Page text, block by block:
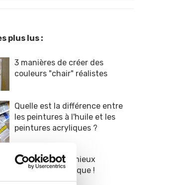
plus lus :
3 manières de créer des
couleurs "chair" réalistes
Quelle est la différence entre
les peintures à l'huile et les
peintures acryliques ?
9 conseils pour mieux
peindre en acrylique !